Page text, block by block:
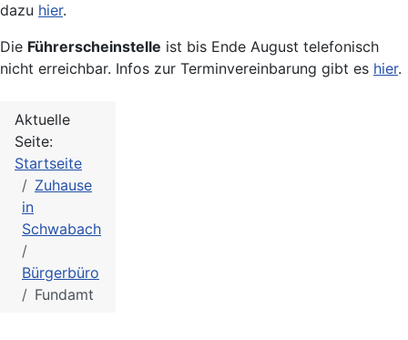
dazu hier.
Die Führerscheinstelle ist bis Ende August telefonisch
nicht erreichbar. Infos zur Terminvereinbarung gibt es hier.
Aktuelle
Seite:
Startseite
Zuhause
in
Schwabach
Bürgerbüro
Fundamt